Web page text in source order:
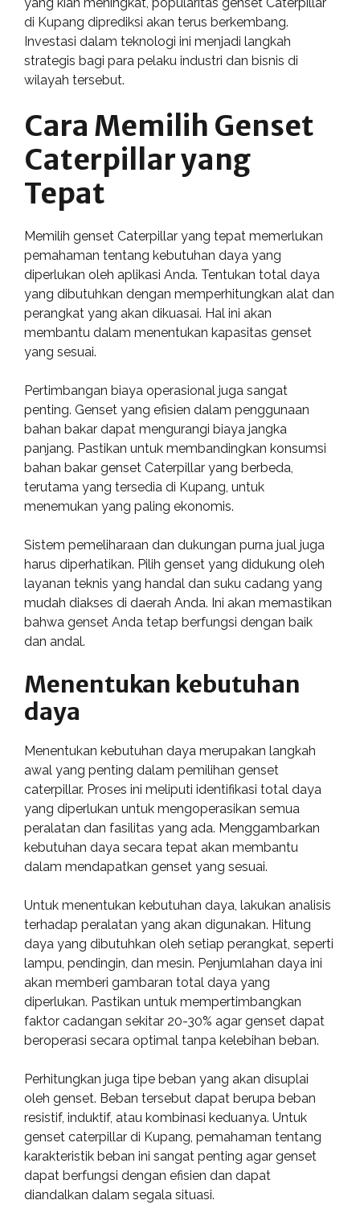
di Kupang diprediksi akan terus berkembang.
Investasi dalam teknologi ini menjadi langkah
strategis bagi para pelaku industri dan bisnis di
wilayah tersebut.
Cara Memilih Genset
Caterpillar yang
Tepat
Memilih genset Caterpillar yang tepat memerlukan
pemahaman tentang kebutuhan daya yang
diperlukan oleh aplikasi Anda. Tentukan total daya
yang dibutuhkan dengan memperhitungkan alat dan
perangkat yang akan dikuasai. Hal ini akan
membantu dalam menentukan kapasitas genset
yang sesuai.
Pertimbangan biaya operasional juga sangat
penting. Genset yang efisien dalam penggunaan
bahan bakar dapat mengurangi biaya jangka
panjang. Pastikan untuk membandingkan konsumsi
bahan bakar genset Caterpillar yang berbeda,
terutama yang tersedia di Kupang, untuk
menemukan yang paling ekonomis.
Sistem pemeliharaan dan dukungan purna jual juga
harus diperhatikan. Pilih genset yang didukung oleh
layanan teknis yang handal dan suku cadang yang
mudah diakses di daerah Anda. Ini akan memastikan
bahwa genset Anda tetap berfungsi dengan baik
dan andal.
Menentukan kebutuhan
daya
Menentukan kebutuhan daya merupakan langkah
awal yang penting dalam pemilihan genset
caterpillar. Proses ini meliputi identifikasi total daya
yang diperlukan untuk mengoperasikan semua
peralatan dan fasilitas yang ada. Menggambarkan
kebutuhan daya secara tepat akan membantu
dalam mendapatkan genset yang sesuai.
Untuk menentukan kebutuhan daya, lakukan analisis
terhadap peralatan yang akan digunakan. Hitung
daya yang dibutuhkan oleh setiap perangkat, seperti
lampu, pendingin, dan mesin. Penjumlahan daya ini
akan memberi gambaran total daya yang
diperlukan. Pastikan untuk mempertimbangkan
faktor cadangan sekitar 20-30% agar genset dapat
beroperasi secara optimal tanpa kelebihan beban.
Perhitungkan juga tipe beban yang akan disuplai
oleh genset. Beban tersebut dapat berupa beban
resistif, induktif, atau kombinasi keduanya. Untuk
genset caterpillar di Kupang, pemahaman tentang
karakteristik beban ini sangat penting agar genset
dapat berfungsi dengan efisien dan dapat
diandalkan dalam segala situasi.